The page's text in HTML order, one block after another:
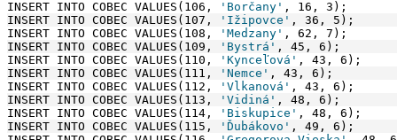
INSERT INTO COBEC VALUES(106,
'Borčany' , 16, 3);
INSERT INTO COBEC VALUES(107,
'Ižipovce' , 36, 5);
INSERT INTO COBEC VALUES(108,
'Medzany' , 62, 7);
INSERT INTO COBEC VALUES(109,
'Bystrá' , 45, 6);
INSERT INTO COBEC VALUES(110,
'Kynceľová' , 43, 6);
INSERT INTO COBEC VALUES(111,
'Nemce' , 43, 6);
INSERT INTO COBEC VALUES(112,
'Vlkanová' , 43, 6);
INSERT INTO COBEC VALUES(113,
'Vidiná' , 48, 6);
INSERT INTO COBEC VALUES(114,
'Biskupice' , 48, 6);
INSERT INTO COBEC VALUES(115,
'Ďubákovo' , 49, 6);